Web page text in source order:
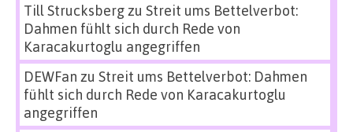
Till Strucksbergzu Streit ums Bettelverbot:
Dahmen fühlt sich durch Rede von
Karacakurtoglu angegriffen
DEWFan zu Streit ums Bettelverbot: Dahmen
fühlt sich durch Rede von Karacakurtoglu
angegriffen